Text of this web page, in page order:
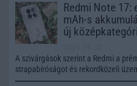
Redmi Note 17:
mAh-s
új
A szivárgások szerint a Redmi a
strapabíróságot és rekordközeli